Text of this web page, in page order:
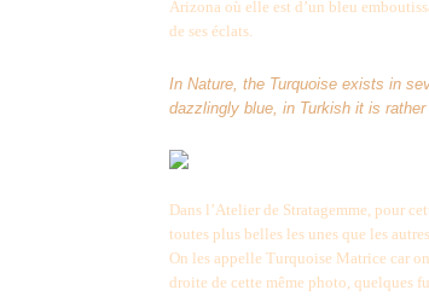
Arizona où elle est d’un bleu
de ses éclats.
In Nature, the Turquoise exists in
dazzlingly blue, in Turkish it is
Dans l’Atelier de Stratagemme, pour
toutes plus belles les unes que les
On les appelle Turquoise Matrice car
droite de cette même photo, quelques